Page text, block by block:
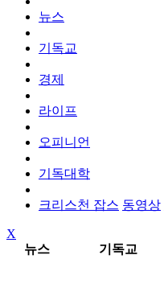
뉴스
기독교
경제
라이프
오피니언
기독대학
크리스천 잡스 동영상
X
뉴스
기독교